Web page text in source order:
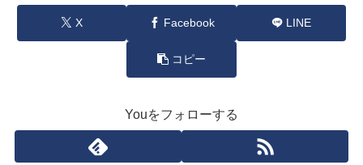
X Facebook LINE
コピー
Youをフォローする